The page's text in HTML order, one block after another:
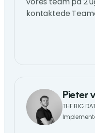
kontaktede
Pieter
THE BIG